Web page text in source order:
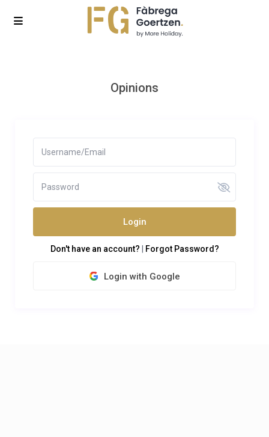
Opinions
Login
Don't have an account? Forgot Password?
Login with Google